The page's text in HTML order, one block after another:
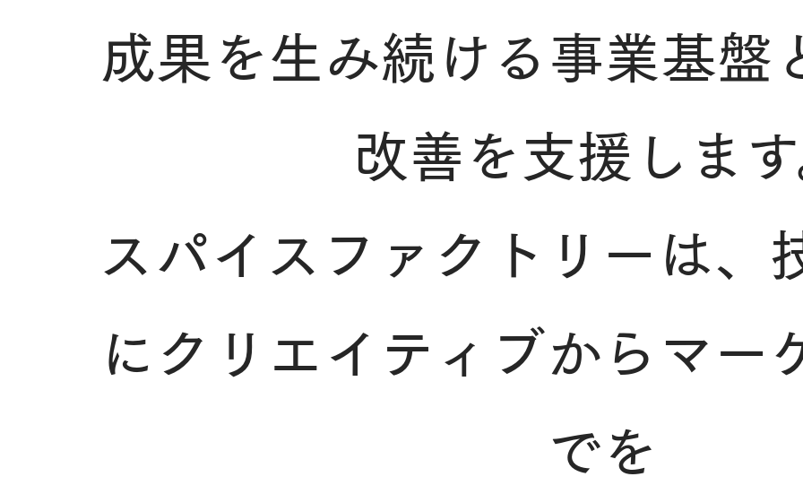
成果を生み続ける事業基盤
改善を支援しま
スパイスファクトリーは、
にクリエイティブからマー
でを